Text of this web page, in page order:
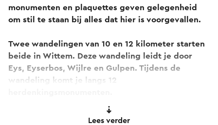
monumenten en plaquettes geven gelegenheid
om stil te staan bij alles dat hier is voorgevallen.
Twee wandelingen van 10 en 12 kilometer starten
beide in Wittem. Deze wandeling leidt je door
Eys, Eyserbos, Wijlre en Gulpen. Tijdens de
wandeling komt je langs 12
Bij ieder monument is er door middel van een
Lees verder